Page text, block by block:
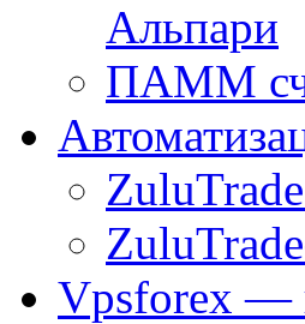
Альпари
ПАММ
Vpsforex —